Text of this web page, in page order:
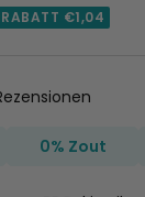
€1,04
um
den
0% Zout